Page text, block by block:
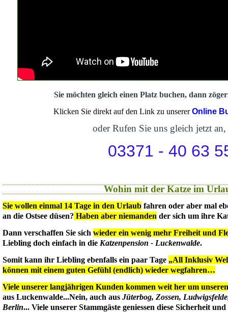
Sie möchten gleich einen Platz buchen, dann
Klicken Sie direkt auf den Link zu unsererOnline
oder Rufen Sie uns gleich jetzt an,
03371 - 40 63
Wohin mit der Katze im
Sie wollen einmal 14 Tage in den Urlaub fahren oder aber mal
an die Ostsee düsen? Haben aber niemanden der sich um ihre
Dann verschaffen Sie sich wieder ein wenig mehr Freiheit und
Liebling doch einfach in die Katzenpension - Luckenwalde.
Somit kann ihr Liebling ebenfalls ein paar Tage „All Inklusiv
können mit einem guten Gefühl (endlich) wieder wegfahren…
Viele unserer langjährigen Kunden kommen weit her um
aus Luckenwalde...Nein, auch aus Jüterbog, Zossen,
Berlin... Viele unserer Stammgäste geniessen diese Sicherheit